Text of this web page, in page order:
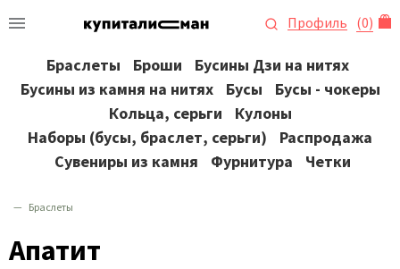
Профиль (0)
Браслеты Броши
Бусины Дзи на нитях
Бусины из камня на нитях
Бусы
Бусы - чокеры
Кольца, серьги
Кулоны
Наборы (бусы, браслет, серьги)
Распродажа
Сувениры из камня
Фурнитура Четки
Браслеты
Апатит